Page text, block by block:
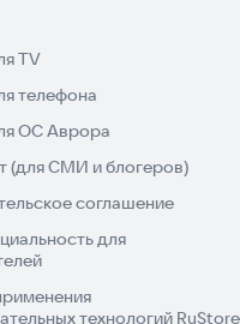
TV
телефона
ОС Аврора
(для СМИ и блогеров)
соглашение
для
технологий RuStore